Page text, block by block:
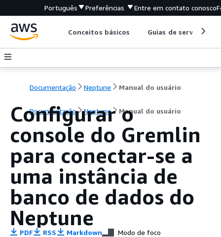
Português Preferências Entre em contato conosco
Conceitos básicos Guias de serviço
Documentação Neptune Manual do usuário
Documentação Neptune Manual do usuário
Configurar o
console do Gremlin
para conectar-se a
uma instância de
banco de dados do
Neptune
PDF RSS Markdown Modo de foco